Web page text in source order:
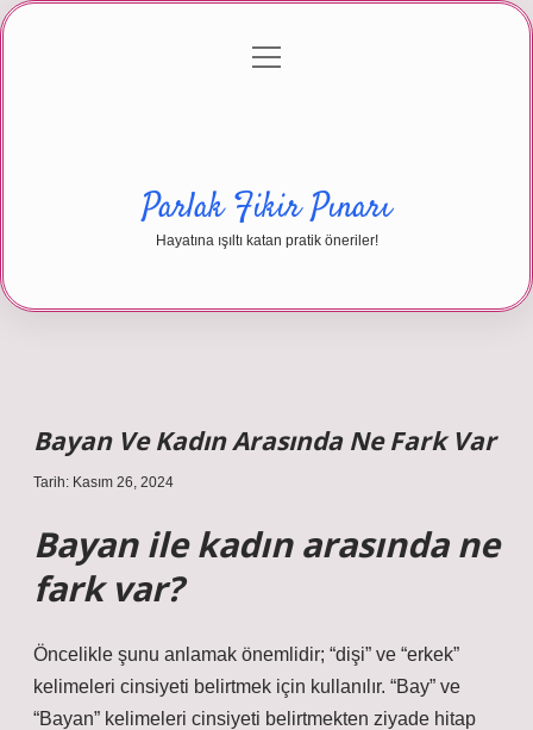
Gizlilik Politikası
menüyü
Parlak Fikir Pınarı
Hayatına ışıltı katan pratik öneriler!
Bayan Ve Kadın Arasında Ne Fark Var
Tarih: Kasım 26, 2024
Bayan ile kadın arasında ne
fark var?
Öncelikle şunu anlamak önemlidir; “dişi” ve “erkek”
kelimeleri cinsiyeti belirtmek için kullanılır. “Bay” ve
“Bayan” kelimeleri cinsiyeti belirtmekten ziyade hitap